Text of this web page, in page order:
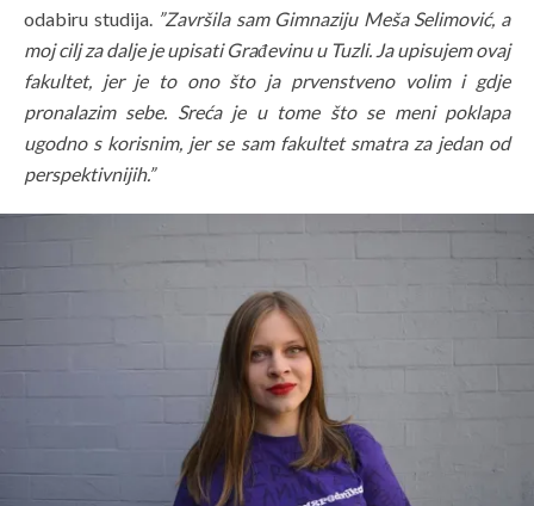
odabiru studija. ”Završila sam Gimnaziju Meša Selimović, a
moj cilj za dalje je upisati Građevinu u Tuzli. Ja upisujem ovaj
fakultet, jer je to ono što ja prvenstveno volim i gdje
pronalazim sebe. Sreća je u tome što se meni poklapa
ugodno s korisnim, jer se sam fakultet smatra za jedan od
perspektivnijih.”